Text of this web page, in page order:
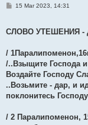
P15 Mar 2023, 14:31
СЛОВО УТЕШЕНИЯ -
/
/..Взыщите Господа
Воздайте Господу
..Возьмите - дар, и
поклонитесь
/ 2 Паралипоменон,